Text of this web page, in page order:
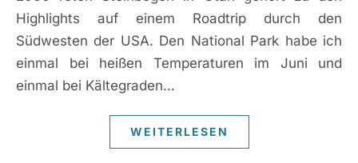
Highlights auf einem Roadtrip durch den
Südwesten der USA. Den National Park habe ich
einmal bei heißen Temperaturen im Juni und
einmal bei Kältegraden…
WEITERLESEN